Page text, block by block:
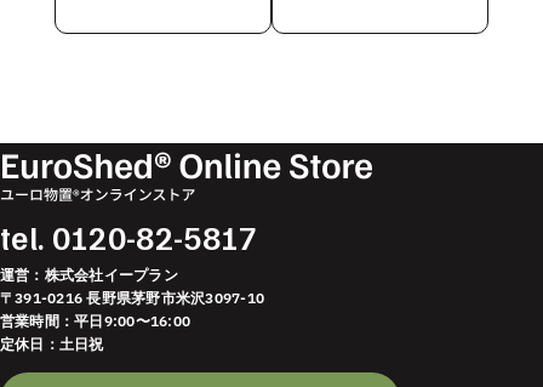
tel. 0120-82-5817
運営：株式会社イープラン
〒391-0216 長野県茅野市米沢3097-10
営業時間：平日9:00〜16:00
定休日：土日祝